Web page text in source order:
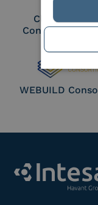
Cloud
Consortium
WEBUILD